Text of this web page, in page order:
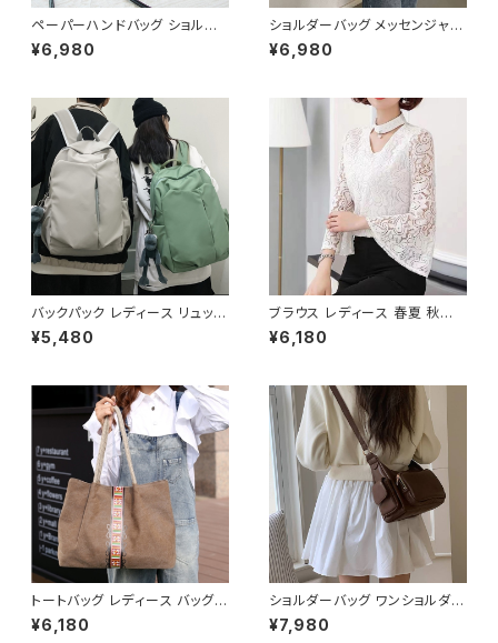
ペーパーハンドバッグ ショルダ
ーバッグ パールチャームバッグ
レディース バック 軽量 カジュア
¥6,980
ショルダーバッグ メッセンジャー
バッグ 韓国バッグ レディース 斜
めがけ 軽量 シンプル 大容量 可
レッド ピンク K-B0208
¥6,980
バックパック レディース リュック
春夏 秋冬 春 夏 秋 冬 黒 バッグ
大容量 リュックサック かばん ロ
中学生 男の子 女の子 A4 B4
シンプル バッグパック バック ロ
ゴ ブラック アイボリー ピンク ラ
イトグリーン グレー バッグパッ
ク 学校 カレッジコーデ カジュ
アル デイリー お出かけ K-B00
43
¥5,480
ブラウス レディース 春夏 秋冬
春 夏 秋 冬 白 シャツ トップス
フレアスリーブ チョーカー風 ラ
ホワイト ベージュ ダークグリー
ン コーヒー 韓国 ゆったり シー
スルー チョーカーネック ブラウ
スシャツ 体型カバー 二の腕カバ
ー シンプル シャツブラウス オフ
ィス カジュアル OL 上品 大人 1
0代 20代 30代 40代 C-TSS
0052
¥6,180
トートバッグ レディース バッグ
春夏 秋冬 春 夏 秋 冬 シンプル
トートバッグ バッグ かばん キャ
¥6,180
ショルダーバッグ ワンショルダー
バッグ レディース バッグ 肩掛け
斜めがけ クロスボディ おしゃれ
¥7,980